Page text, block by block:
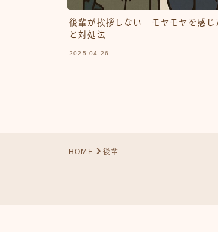
後輩が挨拶しない…モヤモヤを感じ
と対処法
2025.04.26
HOME 後輩